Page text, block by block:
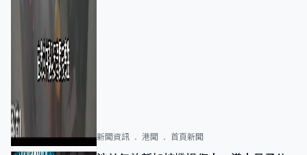
新聞資訊 港聞 首頁新聞